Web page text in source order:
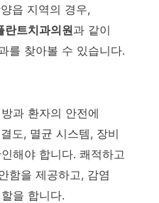
읍 지역의 경우,
란트치과의원과 같이
를 찾아볼 수 있습니다.
과 환자의 안전에
도, 멸균 시스템, 장비
해야 합니다. 쾌적하고
함을 제공하고, 감염
을 합니다.